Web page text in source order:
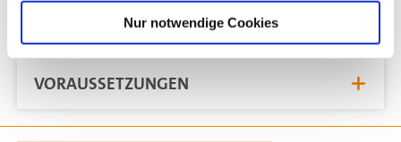
Nur notwendige Cookies
VORAUSSETZUNGEN